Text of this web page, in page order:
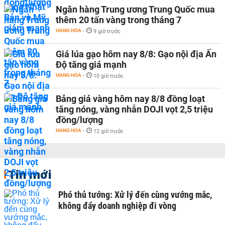
Ngân hàng Trung ương Trung Quốc mua
thêm 20 tấn vàng trong tháng 7
HÀNG HÓA - 9 giờ trước
Giá lúa gạo hôm nay 8/8: Gạo nội địa Ấn
Độ tăng giá mạnh
HÀNG HÓA - 10 giờ trước
Bảng giá vàng hôm nay 8/8 đồng loạt
tăng nóng, vàng nhẫn DOJI vọt 2,5 triệu
đồng/lượng
HÀNG HÓA - 12 giờ trước
Tin mới
Phó thủ tướng: Xử lý đến cùng vướng mắc,
không đẩy doanh nghiệp đi vòng